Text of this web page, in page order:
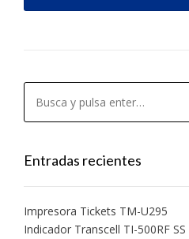
Entradas recientes
Impresora Tickets TM-U295
Indicador Transcell TI-500RF SS